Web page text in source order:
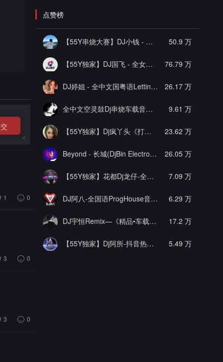
1 0
3 0
3 0
点赞榜
【55Y串烧大赛】DJ小钱 - 全中文旋律2025抖音热播精选串烧 50.9 万
【55Y独家】DJ国飞 - 全女声撕心裂肺的伤感情歌精选集-HiFi高清立体声车载连版大碟 76.79 万
DJ婷姐 - 全中文国粤语LettingGo抖音新版慢摇串烧 26.17 万
全中文空灵鼓Dj串烧车载音乐 [推荐]9.61 万
【55Y独家】Dj疯丫头《打歌妹》国粤语Funk音乐抖音热播55Y车载串烧 23.62 万
Beyond - 长城(DjBin Electro Rmx 2023 v2) 26.05 万
【55Y独家】花都Dj龙仔-全中文FunkyHouse音乐近期网络流行热播慢摇串烧 7.09 万
DJ阿八-全国语ProgHouse音乐大头针翻唱抖音热播专辑串烧 6.29 万
DJ宇恒Remix—《精品•车载》中文国会鼓ProgHouse 17.2 万
【55Y独家】Dj阿所-抖音热播爆了FunKyHouse中英文串烧 5.49 万